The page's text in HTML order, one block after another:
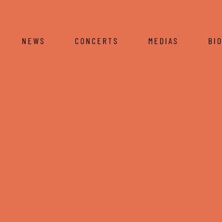
NEWS CONCERTS MEDIAS BIO